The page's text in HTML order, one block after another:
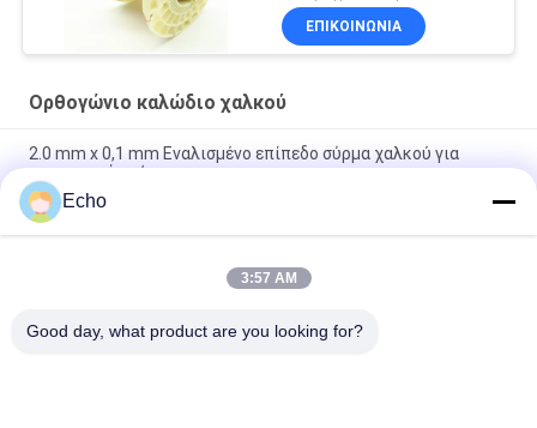
ΕΠΙΚΟΙΝΩΝΙΑ
Ορθογώνιο καλώδιο χαλκού
2.0 mm x 0,1 mm Εναλισμένο επίπεδο σύρμα χαλκού για
ενεργειακά οχήματα
Υπερ 1,8 mmx0,2 mm UL AIW Εναμελωμένο χαλκό επίπεδο
σύρμα για κινητήρα
UEWH Υπερ λεπτές 1,5 mmx0,1 mm ορθογώνιες σμιλεμένες
Echo
3:57 AM
Good day, what product are you looking for?